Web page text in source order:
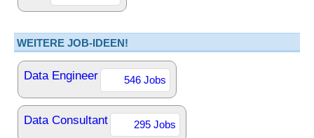
WEITERE JOB-IDEEN!
Data Engineer 546 Jobs
Data Consultant 295 Jobs